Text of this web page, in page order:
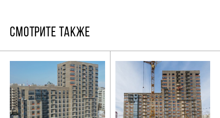
СМОТРИТЕ ТАКЖЕ